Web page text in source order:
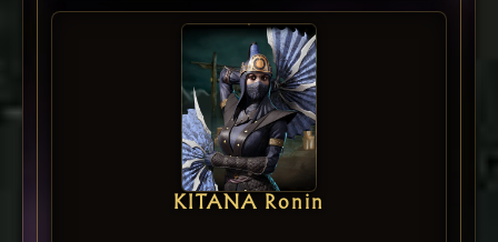
KITANA Ronin